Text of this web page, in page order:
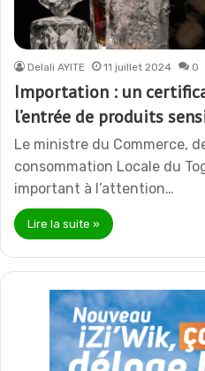
Delali AYITE 11 juillet 2024 0
Importation : un
l’entrée de produits
Le ministre du Commerce,
consommation Locale du
important à l’attention…
Lire la suite »